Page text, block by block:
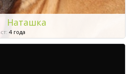
Наташка
4 года